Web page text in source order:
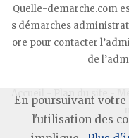
Quelle-demarche.com
s démarches
ore pour contacter
de
Accueil Plan du site
En poursuivant
l'utilisation des